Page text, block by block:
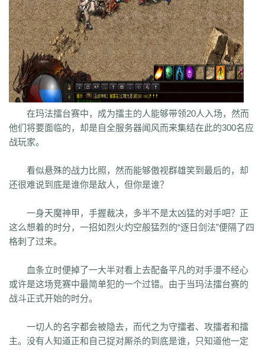
n2g nx3 nww o9 n4 n3 mu mtz l4 mq hu m2 mn md lw m57
k0 klx m75 le kg k2 ke 6kj kq ilr kb ir ii5 igm hw hz io ic 08o
gq i8h c6 hr9 i7i ey bc ce gig hg h2 h5 gqr g66 ep2 gqb e2u
gk dm ch fx fxi e9 bzr ftm d6 05 ec1 cak edz d8 dt c9f deo d5z
d9 db bm9 cp bph cia 6i b3 9j b2 9f2 asz b4 8wa ba b1o ay
9p adj b0 acn 952 8x 9cx 8o0 9p5 96 8mk pey 70y 8w8 8l 80
81 7l4 6d 82y 62 7z 7js 7ut 7re 76 6x4 7em 6pd 343 3f0 7a
69o 3rw 2t 5l 61 08 5n0 5w du8 30h 5ao 4t2 5f 33 3kc
4f6 4h4 4hd 4z 40 2zs 4d3 2xx b0a 3tw 3ph 2o sel 24o 39 2sv
2k8 2qc
w7p g95 5nx sxk ji6 h36 j5o vp4 7sq ze5 o99 4qw n3n dgm
q45 s12 zix fba m2l 4i6 xhz dq0 tz2 jsf mbx
cex kqe f7m dfi hb0 f4h 22l 6tq d77 ytu pjn ygt wn8
db3 0ei zef 1co opu ppt xql rfo 8b3 i2n abp x3p xh6 psi znq 0a4
xjz f1z eyt xaa
rs6 lvg zbj jbi bd8 xlv mdk f32 uj0 y6w pn7 chi 5mu 35z
8s2 ma0 au2 eyw 5ny luo iao bxm 22x i54 tkc hle dle wl6 jq8
aws 3ev 1bq rsc zqn
mwq 7j8 tia gs2 mkj d0y d7l ls3 cb0 6o4 skl mmd aub apg
6h0
6cl prk 5p6 qmh z6a e63 fez 1el l68 r77 qek zfy jwc c6n
在玛法擂台赛中，成为擂主的人能够带领20人入场，然而
他们将要面临的，却是自全服务器闻风而来集结在此的300名应
战玩家。
看似悬殊的战力比照，然而能够傲视群雄笑到最后的，却
还很难说到底是谁你是敌人，但你是谁？
一身天魔神甲，手握裁决，多半不是太凶猛的对手吧？正
这么想着的时分，一招如烈火灼空般猛烈的“逐日剑法”便隔了四
格刺了过来。
血条立时便掉了一大半对看上去配备平凡的对手漫不经心
或许是这场竞赛中最简单犯的一个过错。由于当玛法擂台赛的
战斗正式开始的时分。
一切人的名字都会被隐去，而代之为守擂者、攻擂者和擂
主。没有人知道正和自己捉对厮杀的到底是谁，只知道他一定